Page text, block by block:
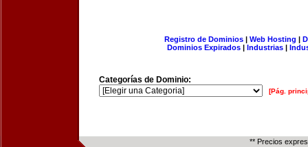
Registro de Dominios| Web Hosting |
Dominios Expirados | Industrias |
Categorías de Dominio:
[Pág.
** Precios